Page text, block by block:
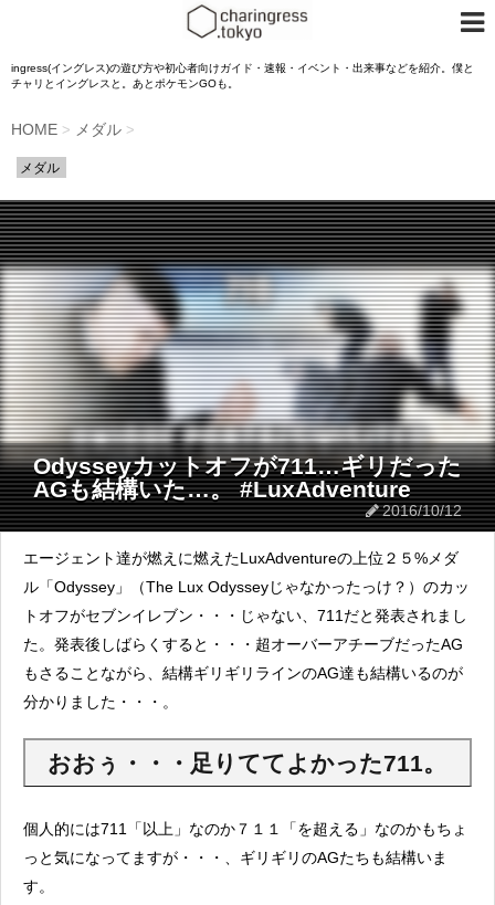
ingress(イングレス)の遊び方や初心者向けガイド・速報・イベント・出来事などを紹介。僕と
チャリとイングレスと。あとポケモンGOも。
HOME > メダル >
メダル
Odysseyカットオフが711…ギリだった
AGも結構いた…。 #LuxAdventure
2016/10/12
エージェント達が燃えに燃えたLuxAdventureの上位２５%メダ
ル「Odyssey」（The Lux Odysseyじゃなかったっけ？）のカッ
トオフがセブンイレブン・・・じゃない、711だと発表されまし
た。発表後しばらくすると・・・超オーバーアチーブだったAG
もさることながら、結構ギリギリラインのAG達も結構いるのが
分かりました・・・。
おおぅ・・・足りててよかった711。
個人的には711「以上」なのか７１１「を超える」なのかもちょ
っと気になってますが・・・、ギリギリのAGたちも結構いま
す。